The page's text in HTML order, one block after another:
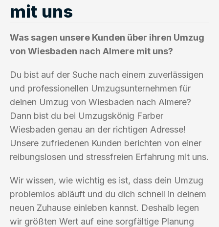
mit uns
Was sagen unsere Kunden über ihren Umzug
von Wiesbaden nach Almere mit uns?
Du bist auf der Suche nach einem zuverlässigen
und professionellen Umzugsunternehmen für
deinen Umzug von Wiesbaden nach Almere?
Dann bist du bei Umzugskönig Farber
Wiesbaden genau an der richtigen Adresse!
Unsere zufriedenen Kunden berichten von einer
reibungslosen und stressfreien Erfahrung mit uns.
Wir wissen, wie wichtig es ist, dass dein Umzug
problemlos abläuft und du dich schnell in deinem
neuen Zuhause einleben kannst. Deshalb legen
wir größten Wert auf eine sorgfältige Planung